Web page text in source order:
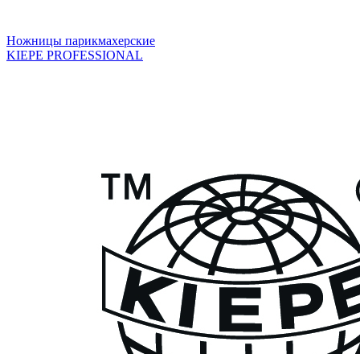
Ножницы парикмахерские
KIEPE PROFESSIONAL